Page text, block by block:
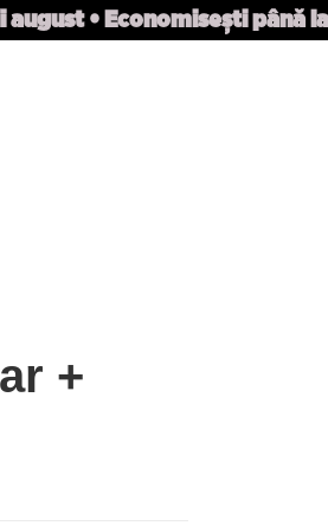
• Economisești până
+